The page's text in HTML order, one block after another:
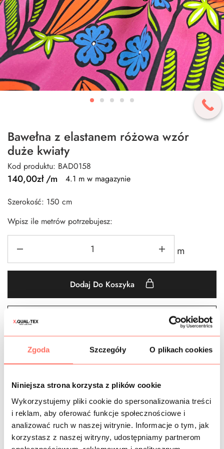
Zgoda Szczegóły O plikach cookies
Niniejsza strona korzysta z plików cookie
Wykorzystujemy pliki cookie do spersonalizowania treści
i reklam, aby oferować funkcje społecznościowe i
analizować ruch w naszej witrynie. Informacje o tym, jak
korzystasz z naszej witryny, udostępniamy partnerom
Bawełna z elastanem różowa wzór
duże kwiaty
Kod produktu: BAD0158
140,00zł/m
4.1 m w magazynie
Szerokość: 150 cm
Wpisz ile metrów potrzebujesz:
m
Dodaj Do Koszyka
Bawełna,Bawełny we wzory,Kwiaty Materiały we wzory,
Materiały wg koloru,metr,Nowości,Różowe,Tkaniny
CZAS DOSTAWY
KOSZTY WYSYŁKI